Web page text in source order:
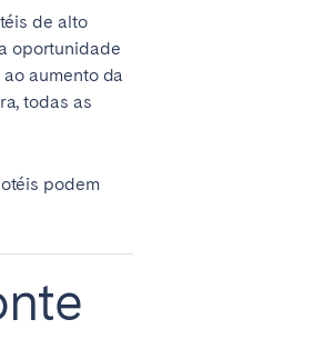
de alto
oportunidade
aumento da
todas as
podem